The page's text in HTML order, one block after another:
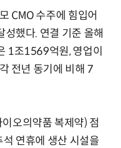
CMO 수주에 힘입어
성했다. 연결 기준 올해
1조1569억원, 영업이
전년 동기에 비해 7
오의약품 복제약) 점
연휴에 생산 시설을